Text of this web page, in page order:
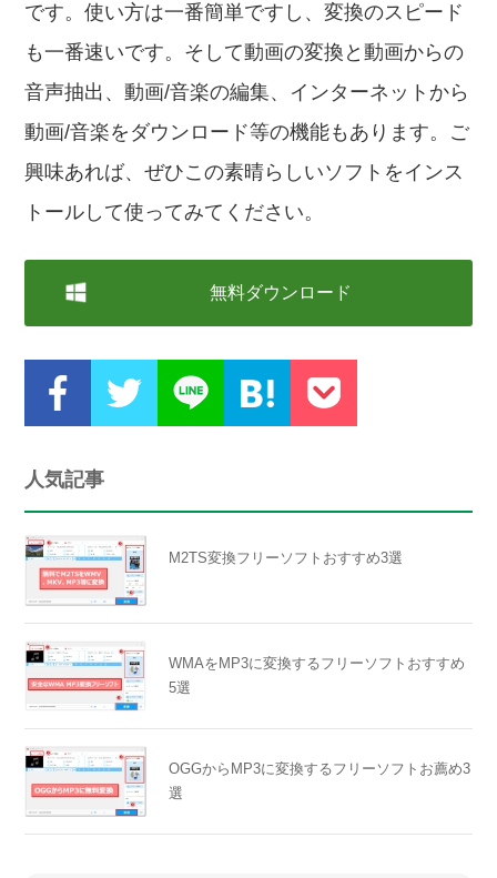
です。使い方は一番簡単ですし、変換のスピード
も一番速いです。そして動画の変換と動画からの
音声抽出、動画/音楽の編集、インターネットから
動画/音楽をダウンロード等の機能もあります。ご
興味あれば、ぜひこの素晴らしいソフトをインス
トールして使ってみてください。
無料ダウンロード
人気記事
M2TS変換フリーソフトおすすめ3選
WMAをMP3に変換するフリーソフトおすすめ
5選
OGGからMP3に変換するフリーソフトお薦め3
選